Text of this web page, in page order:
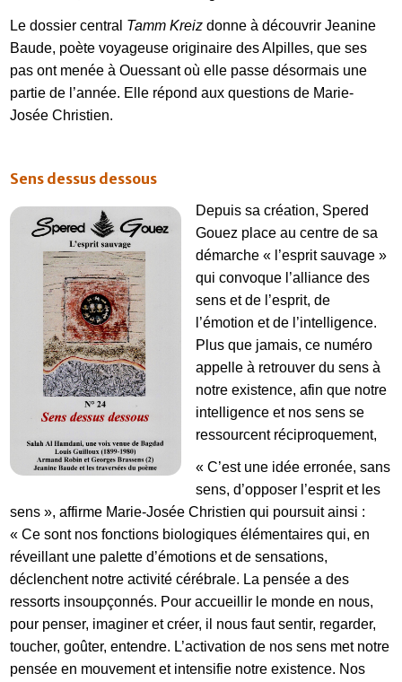
Le dossier central Tamm Kreiz donne à découvrir Jeanine
Baude, poète voyageuse originaire des Alpilles, que ses
pas ont menée à Ouessant où elle passe désormais une
partie de l’année. Elle répond aux questions de Marie-
Josée Christien.
Sens dessus dessous
Depuis sa création, Spered
Gouez place au centre de sa
démarche « l’esprit sauvage »
qui convoque l’alliance des
sens et de l’esprit, de
l’émotion et de l’intelligence.
Plus que jamais, ce numéro
appelle à retrouver du sens à
notre existence, afin que notre
intelligence et nos sens se
ressourcent réciproquement,
« C’est une idée erronée, sans
sens, d’opposer l’esprit et les
sens », affirme Marie-Josée Christien qui poursuit ainsi :
« Ce sont nos fonctions biologiques élémentaires qui, en
réveillant une palette d’émotions et de sensations,
déclenchent notre activité cérébrale. La pensée a des
ressorts insoupçonnés. Pour accueillir le monde en nous,
pour penser, imaginer et créer, il nous faut sentir, regarder,
toucher, goûter, entendre. L’activation de nos sens met notre
pensée en mouvement et intensifie notre existence. Nos